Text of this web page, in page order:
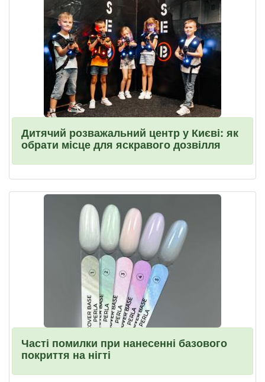
Дитячий розважальний центр у Києві: як
обрати місце для яскравого дозвілля
Часті помилки при нанесенні базового
покриття на нігті